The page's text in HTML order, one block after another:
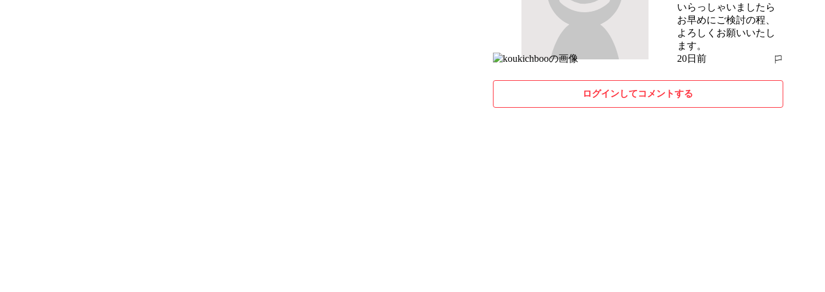
いらっしゃいましたら
お早めにご検討の程、
よろしくお願いいたし
ます。
20日前
報告する
ログインしてコメントする